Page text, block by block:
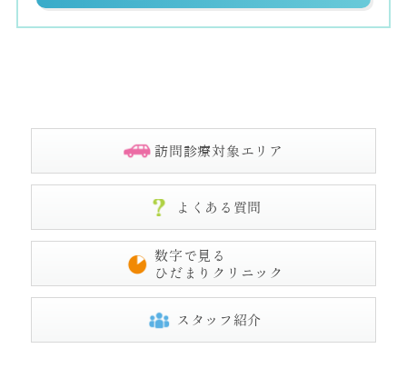
訪問診療対象エリア
よくある質問
数字で見る
ひだまりクリニック
スタッフ紹介